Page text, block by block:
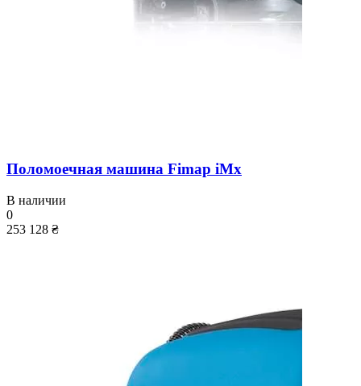
Поломоечная машина Fimap iMx
В наличии
0
253 128 ₴